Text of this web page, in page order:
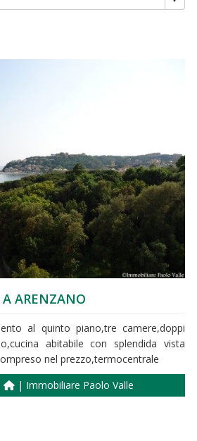
ARENZANO
al quinto piano,tre camere,doppi
abitabile con splendida vista
nel prezzo,termocentrale
| Immobiliare Paolo Valle